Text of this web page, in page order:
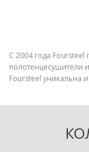
С 2004 года
полотенцесушители
Foursteel уникальна